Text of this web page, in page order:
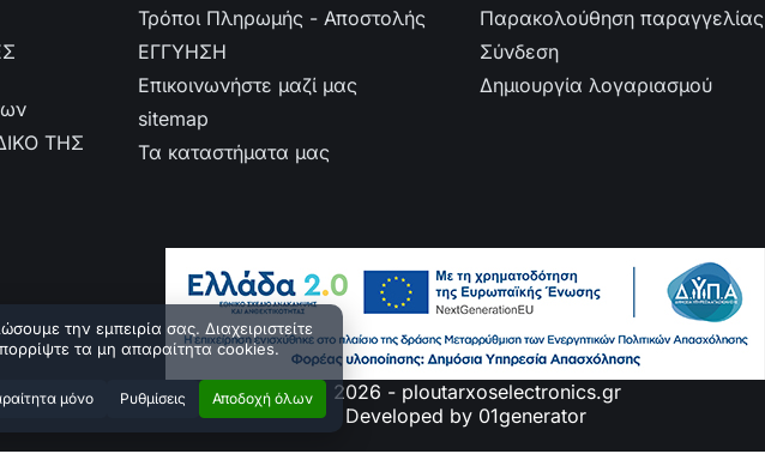
ΤΗΣ
Τρόποι Πληρωμής - Αποστολής
ΕΓΓΥΗΣΗ
Επικοινωνήστε μαζί μας
sitemap
Τα καταστήματα μας
Παρακολούθηση παραγγελίας
Σύνδεση
Δημιουργία λογαριασμού
την εμπειρία σας. Διαχειριστείτε
τα μη απαραίτητα cookies.
μόνο Ρυθμίσεις Αποδοχή όλων© 2026 - ploutarxoselectronics.gr
Developed by 01generator